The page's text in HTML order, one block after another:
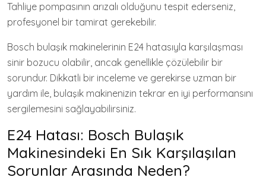
Tahliye pompasının arızalı olduğunu tespit ederseniz,
profesyonel bir tamirat gerekebilir.
Bosch bulaşık makinelerinin E24 hatasıyla karşılaşması
sinir bozucu olabilir, ancak genellikle çözülebilir bir
sorundur. Dikkatli bir inceleme ve gerekirse uzman bir
yardım ile, bulaşık makinenizin tekrar en iyi performansını
sergilemesini sağlayabilirsiniz.
E24 Hatası: Bosch Bulaşık
Makinesindeki En Sık Karşılaşılan
Sorunlar Arasında Neden?